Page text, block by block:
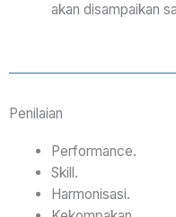
akan disampaikan
Penilaian
Performance.
Skill.
Harmonisasi.